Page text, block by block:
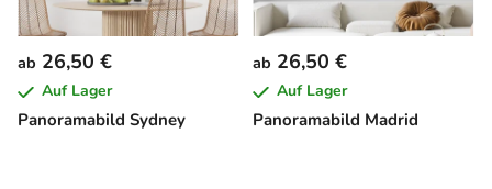
Panoramabild Sydney
ab 26,50 €
Auf Lager
Panoramabild Madrid
ab 26,50 €
Auf Lager